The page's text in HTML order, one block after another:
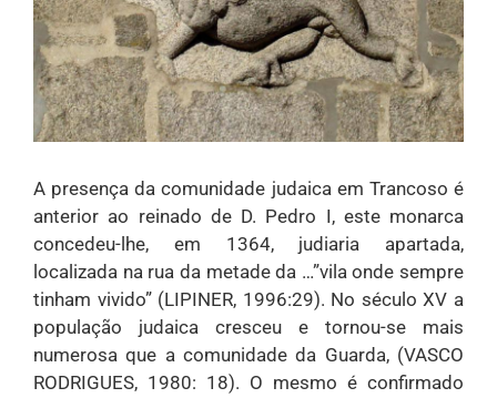
A presença da comunidade judaica em Trancoso é
anterior ao reinado de D. Pedro I, este monarca
concedeu-lhe, em 1364, judiaria apartada,
localizada na rua da metade da …”vila onde sempre
tinham vivido” (LIPINER, 1996:29). No século XV a
população judaica cresceu e tornou-se mais
numerosa que a comunidade da Guarda, (VASCO
RODRIGUES, 1980: 18). O mesmo é confirmado